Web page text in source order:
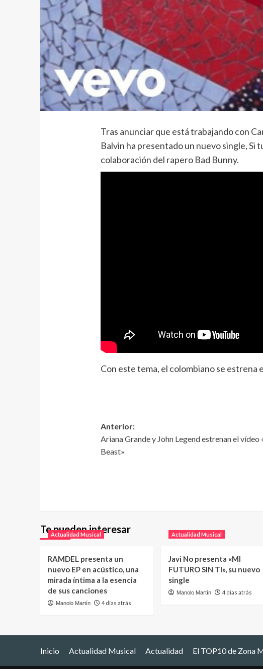
Tras anunciar que está trabajando con
Balvin ha presentado un nuevo single, Si
colaboración del rapero Bad Bunny.
Con este tema, el colombiano se estrena
Anterior:
Ariana Grande y John Legend estrenan el vídeo
Beast»
Te pueden interesar
Actualidad Musical
RAMDEL presenta un
nuevo EP en acústico, una
mirada íntima a la esencia
de sus canciones
Manolo Martín 4 días atrás
Actualidad Musical
Javi No presenta «MI
FUTURO SIN TI», su nuevo
single
Manolo Martín 4 días atrás
Inicio Actualidad Musical Actualidad El TOP10 de Zona